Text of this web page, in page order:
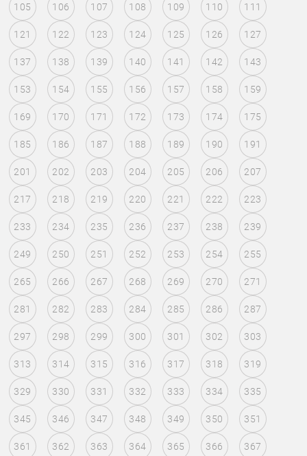
105 106 107 108 109 110 111
121 122 123 124 125 126 127
137 138 139 140 141 142 143
153 154 155 156 157 158 159
169 170 171 172 173 174 175
185 186 187 188 189 190 191
201 202 203 204 205 206 207
217 218 219 220 221 222 223
233 234 235 236 237 238 239
249 250 251 252 253 254 255
265 266 267 268 269 270 271
281 282 283 284 285 286 287
297 298 299 300 301 302 303
313 314 315 316 317 318 319
329 330 331 332 333 334 335
345 346 347 348 349 350 351
361 362 363 364 365 366 367